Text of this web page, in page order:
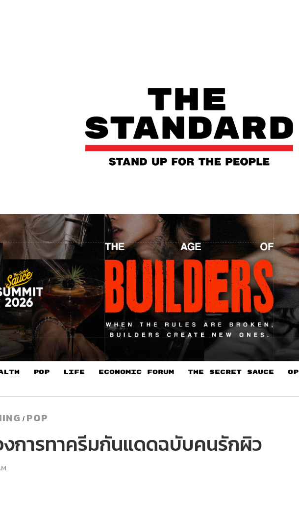
POP LIFE ECONOMIC FORUM THE SECRET SAUCE​
/ POP
งการทาครีมกันแดดฉบับคนรักผิว